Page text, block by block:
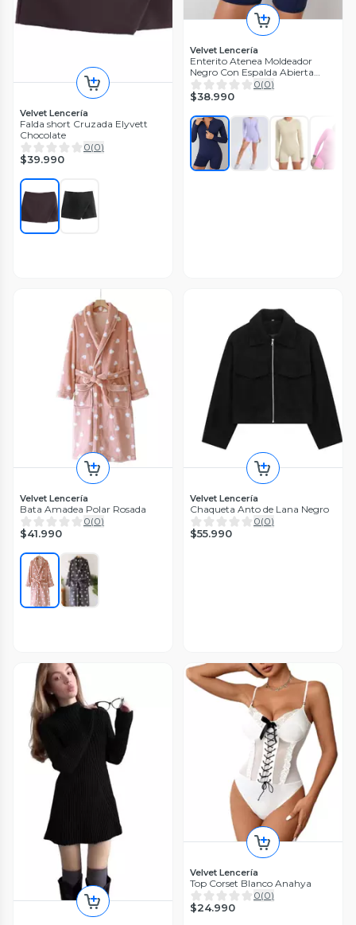
Velvet Lencería
Falda short Cruzada Elyvett
Chocolate
0(0)
$39.990
Velvet Lencería
Enterito Atenea Moldeador
Negro Con Espalda Abierta
Mujer
0(0)
$38.990
Velvet Lencería
Bata Amadea Polar Rosada
0(0)
$41.990
Velvet Lencería
Chaqueta Anto de Lana Negro
0(0)
$55.990
Velvet Lencería
Top Corset Blanco Anahya
0(0)
$24.990